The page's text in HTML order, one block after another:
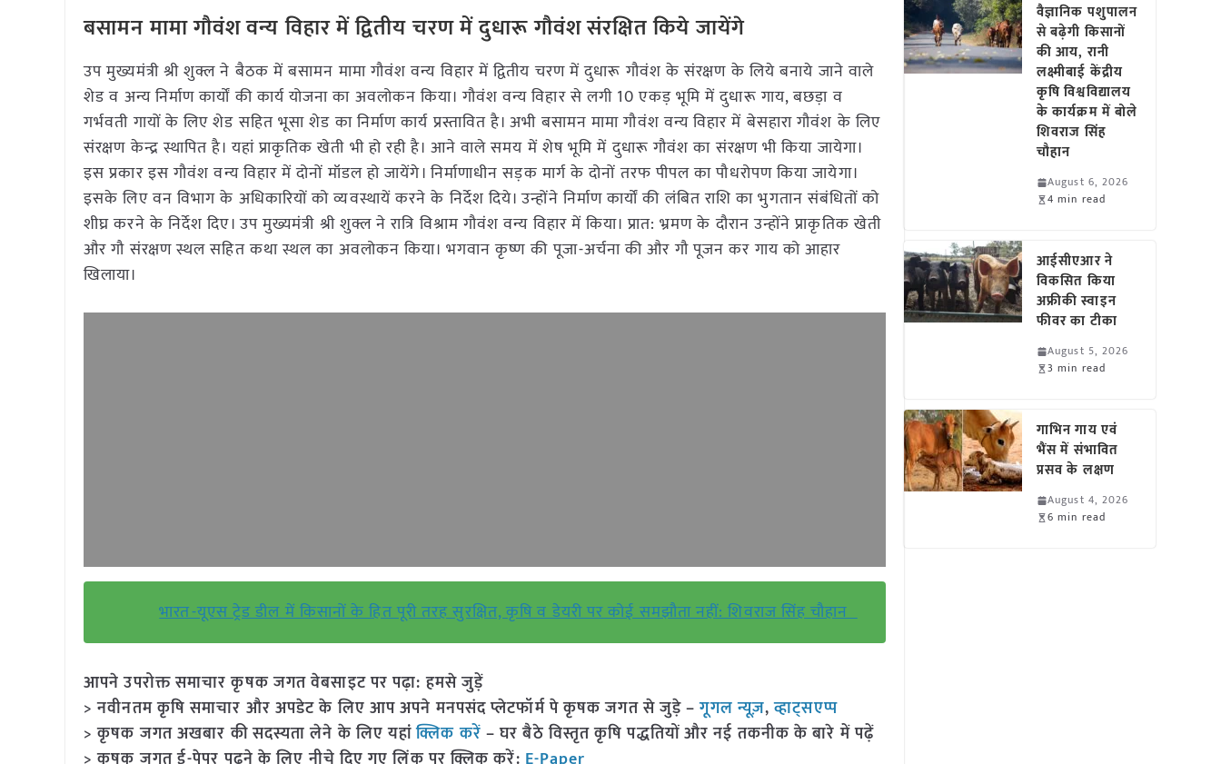
बसामन मामा गौवंश वन्य विहार में द्वितीय चरण में दुधारू गौवंश संरक्षित किये जायेंगे
उप मुख्यमंत्री श्री शुक्ल ने बैठक में बसामन मामा गौवंश वन्य विहार में द्वितीय चरण में दुधारू गौवंश के संरक्षण के लिये बनाये जाने वाले
शेड व अन्य निर्माण कार्यों की कार्य योजना का अवलोकन किया। गौवंश वन्य विहार से लगी 10 एकड़ भूमि में दुधारू गाय, बछड़ा व
गर्भवती गायों के लिए शेड सहित भूसा शेड का निर्माण कार्य प्रस्तावित है। अभी बसामन मामा गौवंश वन्य विहार में बेसहारा गौवंश के लिए
संरक्षण केन्द्र स्थापित है। यहां प्राकृतिक खेती भी हो रही है। आने वाले समय में शेष भूमि में दुधारू गौवंश का संरक्षण भी किया जायेगा।
इस प्रकार इस गौवंश वन्य विहार में दोनों मॉडल हो जायेंगे। निर्माणाधीन सड़क मार्ग के दोनों तरफ पीपल का पौधरोपण किया जायेगा।
इसके लिए वन विभाग के अधिकारियों को व्यवस्थायें करने के निर्देश दिये। उन्होंने निर्माण कार्यों की लंबित राशि का भुगतान संबंधितों को
शीघ्र करने के निर्देश दिए। उप मुख्यमंत्री श्री शुक्ल ने रात्रि विश्राम गौवंश वन्य विहार में किया। प्रात: भ्रमण के दौरान उन्होंने प्राकृतिक खेती
और गौ संरक्षण स्थल सहित कथा स्थल का अवलोकन किया। भगवान कृष्ण की पूजा-अर्चना की और गौ पूजन कर गाय को आहार
खिलाया।
भारत-यूएस ट्रेड डील में किसानों के हित पूरी तरह सुरक्षित, कृषि व डेयरी पर कोई समझौता नहीं: शिवराज सिंह चौहान
आपने उपरोक्त समाचार कृषक जगत वेबसाइट पर पढ़ा: हमसे जुड़ें
> नवीनतम कृषि समाचार और अपडेट के लिए आप अपने मनपसंद प्लेटफॉर्म पे कृषक जगत से जुड़े –गूगल न्यूज़,व्हाट्सएप्प
> कृषक जगत अखबार की सदस्यता लेने के लिए यहांक्लिक करें – घर बैठे विस्तृत कृषि पद्धतियों और नई तकनीक के बारे में पढ़ें
वैज्ञानिक पशुपालन
से बढ़ेगी किसानों
की आय, रानी
लक्ष्मीबाई केंद्रीय
कृषि विश्वविद्यालय
के कार्यक्रम में बोले
शिवराज सिंह
चौहान
August 6, 2026
4 min read
आईसीएआर ने
विकसित किया
अफ्रीकी स्वाइन
फीवर का टीका
August 5, 2026
3 min read
गाभिन गाय एवं
भैंस में संभावित
प्रसव के लक्षण
August 4, 2026
6 min read